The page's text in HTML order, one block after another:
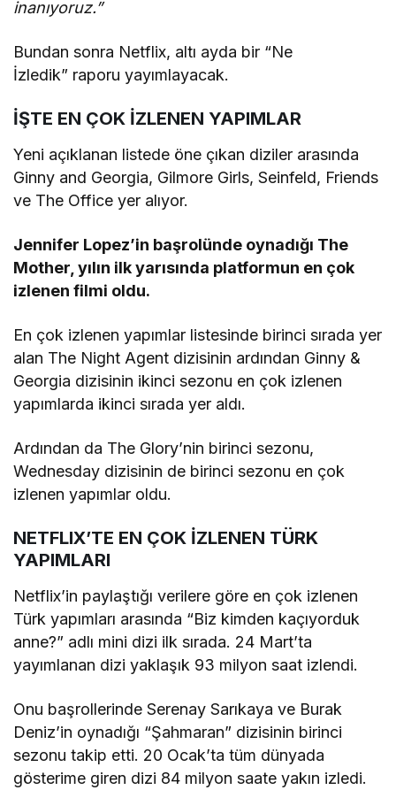
inanıyoruz.”
Bundan sonra Netflix, altı ayda bir “Ne
İzledik” raporu yayımlayacak.
İŞTE EN ÇOK İZLENEN YAPIMLAR
Yeni açıklanan listede öne çıkan diziler arasında
Ginny and Georgia, Gilmore Girls, Seinfeld, Friends
ve The Office yer alıyor.
Jennifer Lopez’in başrolünde oynadığı The
Mother, yılın ilk yarısında platformun en çok
izlenen filmi oldu.
En çok izlenen yapımlar listesinde birinci sırada yer
alan The Night Agent dizisinin ardından Ginny &
Georgia dizisinin ikinci sezonu en çok izlenen
yapımlarda ikinci sırada yer aldı.
Ardından da The Glory’nin birinci sezonu,
Wednesday dizisinin de birinci sezonu en çok
izlenen yapımlar oldu.
NETFLIX’TE EN ÇOK İZLENEN TÜRK
YAPIMLARI
Netflix’in paylaştığı verilere göre en çok izlenen
Türk yapımları arasında “Biz kimden kaçıyorduk
anne?” adlı mini dizi ilk sırada. 24 Mart’ta
yayımlanan dizi yaklaşık 93 milyon saat izlendi.
Onu başrollerinde Serenay Sarıkaya ve Burak
Deniz’in oynadığı “Şahmaran” dizisinin birinci
sezonu takip etti. 20 Ocak’ta tüm dünyada
gösterime giren dizi 84 milyon saate yakın izledi.